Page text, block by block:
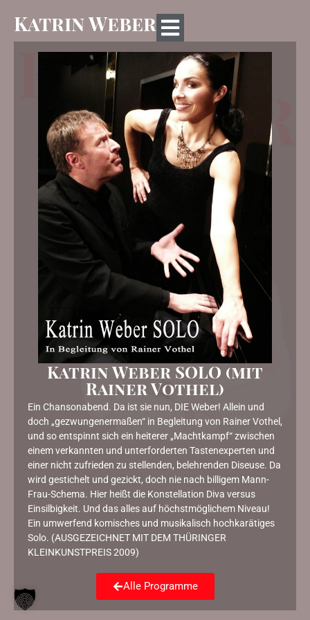
Katrin Weber SOLO (mit
Rainer Vothel)
Ein Chansonabend. Da ist sie nun, DIE Weber! Allein und
doch „gezwungenermaßen“ in Begleitung von Rainer Vothel,
und so entspinnt sich ein heiterer „Machtkampf“ zwischen
einem verkannten und unterforderten Tastenexperten und
einer nicht zufrieden zu stellenden, belehrenden Diseuse. Da
wird gestichelt und gezickt, doch nie nach billigem Mann-
Frau-Schema. Hier heißt die Konstellation Diva versus
Einsilbigkeit. Und das alles auf höchstmöglichem Niveau!
Ein umwerfend komisches und musikalisch hochkarätiges
Solo. (AUSGEZEICHNET MIT DEM THÜRINGER
KLEINKUNSTPREIS 2009)
Alle Programme
Katrin Weber